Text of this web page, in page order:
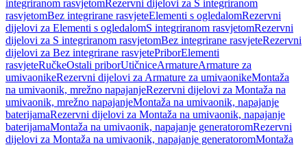
integriranom rasvjetomRezervni dijelovi za S integriranom
rasvjetomBez integrirane rasvjeteElementi s ogledalomRezervni
dijelovi za Elementi s ogledalomS integriranom rasvjetomRezervni
dijelovi za S integriranom rasvjetomBez integrirane rasvjeteRezervni
dijelovi za Bez integrirane rasvjetePriborElementi
rasvjeteRučkeOstali priborUtičniceArmatureArmature za
umivaonikeRezervni dijelovi za Armature za umivaonikeMontaža
na umivaonik, mrežno napajanjeRezervni dijelovi za Montaža na
umivaonik, mrežno napajanjeMontaža na umivaonik, napajanje
baterijamaRezervni dijelovi za Montaža na umivaonik, napajanje
baterijamaMontaža na umivaonik, napajanje generatoromRezervni
dijelovi za Montaža na umivaonik, napajanje generatoromMontaža